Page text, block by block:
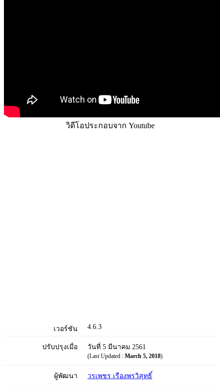
วิดีโอประกอบจาก Youtube
เวอร์ชัน 4.6.3
ปรับปรุงเมื่อ วันที่ 5 มีนาคม 2561
(Last Updated : March 5, 2018)
ผู้พัฒนา วรเพชร เรืองพรวิสุทธิ์